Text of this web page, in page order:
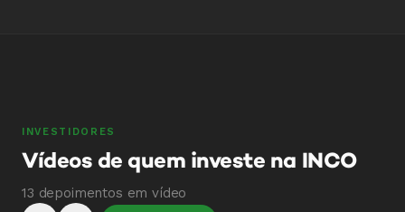
INVESTIDORES
Vídeos de quem investe na INCO
13 depoimentos em vídeo